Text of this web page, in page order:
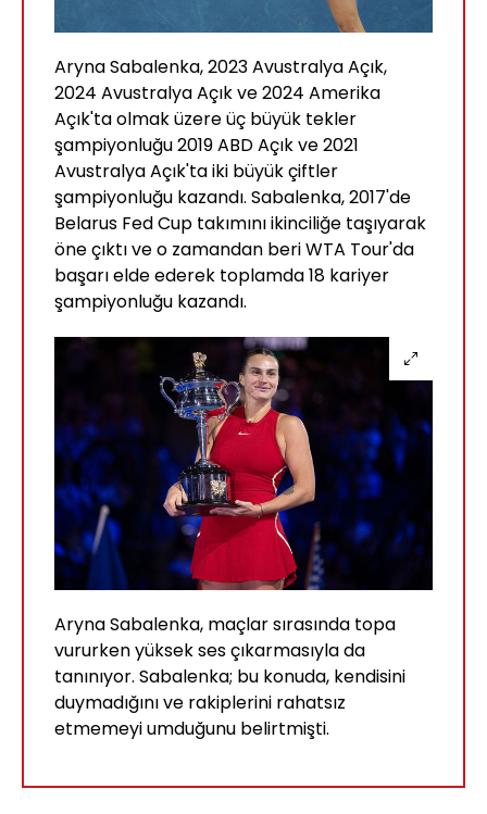
Aryna Sabalenka, 2023 Avustralya Açık,
2024 Avustralya Açık ve 2024 Amerika
Açık'ta olmak üzere üç büyük tekler
şampiyonluğu 2019 ABD Açık ve 2021
Avustralya Açık'ta iki büyük çiftler
şampiyonluğu kazandı. Sabalenka, 2017'de
Belarus Fed Cup takımını ikinciliğe taşıyarak
öne çıktı ve o zamandan beri WTA Tour'da
başarı elde ederek toplamda 18 kariyer
şampiyonluğu kazandı.
Aryna Sabalenka, maçlar sırasında topa
vururken yüksek ses çıkarmasıyla da
tanınıyor. Sabalenka; bu konuda, kendisini
duymadığını ve rakiplerini rahatsız
etmemeyi umduğunu belirtmişti.